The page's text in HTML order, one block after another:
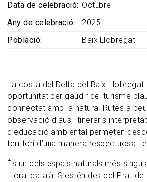
La costa del Delta del Baix Llobregat
oportunitat per gaudir del turisme
connectat amb la natura. Rutes a
observació d’aus, itineraris
d’educació ambiental permeten
territori d’una manera respectuosa i
És un dels espais naturals més
litoral català. S’estén des del Prat de
Data de celebració Octubre
Any de celebració
2025
Població
Baix Llobregat